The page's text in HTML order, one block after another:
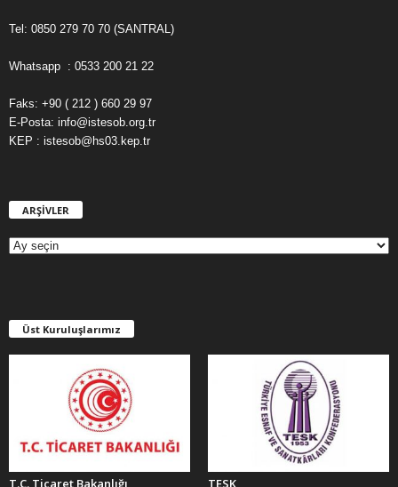
Tel: 0850 279 70 70 (SANTRAL)
Whatsapp : 0533 200 21 22
Faks: +90 ( 212 ) 660 29 97
E-Posta: info@istesob.org.tr
KEP : istesob@hs03.kep.tr
ARŞİVLER
E
R
Üst Kuruluşlarımız
T.C. Ticaret Bakanlığı TESK